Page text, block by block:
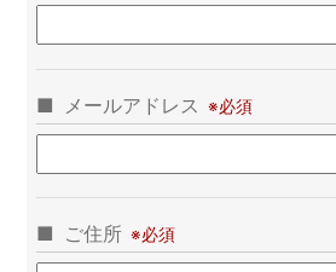
メールアドレス
ご住所